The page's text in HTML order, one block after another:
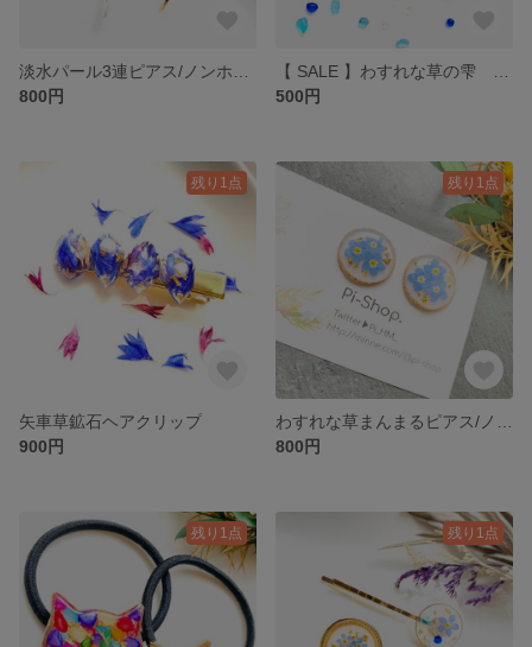
800円
500円
残り1点
矢車草鉱石ヘアクリップ
900円
残り1点
800円
残り1点 残り1点